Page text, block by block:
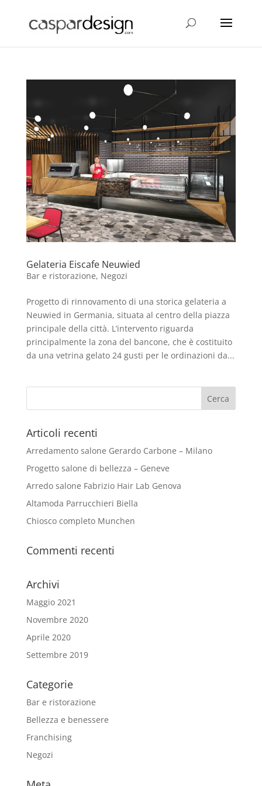
Gelateria Eiscafe Neuwied
Bar e ristorazione, Negozi
Progetto di rinnovamento di una storica gelateria a
Neuwied in Germania, situata al centro della piazza
principale della città. L’intervento riguarda
principalmente la zona del bancone, che è costituito
da una vetrina gelato 24 gusti per le ordinazioni da...
Articoli recenti
Arredamento salone Gerardo Carbone – Milano
Progetto salone di bellezza – Geneve
Arredo salone Fabrizio Hair Lab Genova
Altamoda Parrucchieri Biella
Chiosco completo Munchen
Commenti recenti
Archivi
Maggio 2021
Novembre 2020
Aprile 2020
Settembre 2019
Categorie
Bar e ristorazione
Bellezza e benessere
Franchising
Negozi